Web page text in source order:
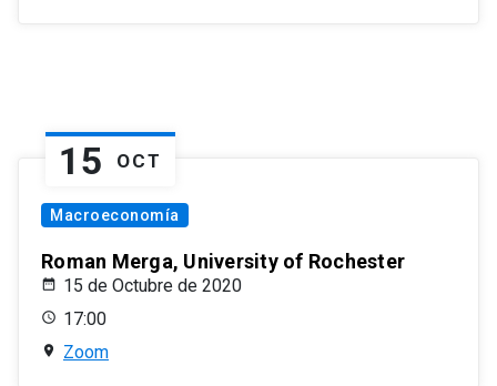
15 OCT
Macroeconomía
Roman Merga, University of Rochester
15 de Octubre de 2020
17:00
Zoom